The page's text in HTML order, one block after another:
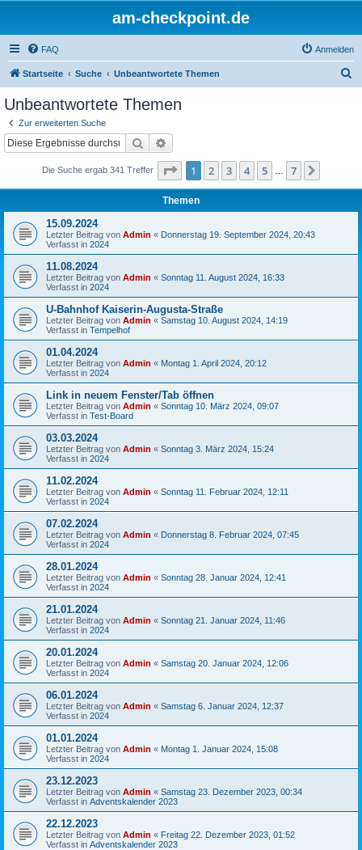
am-checkpoint.de
FAQ Anmelden
Startseite Suche Unbeantwortete Themen
Unbeantwortete Themen
Zur erweiterten Suche
Suche
Die Suche ergab 341 Treffer Seite 1von
1 2 3 4 5 7
Themen
15.09.2024
Letzter Beitrag von Admin « Donnerstag 19. September 2024, 20:43
Verfasst in 2024
11.08.2024
Letzter Beitrag von Admin « Sonntag 11. August 2024, 16:33
Verfasst in 2024
U-Bahnhof Kaiserin-Augusta-Straße
Letzter Beitrag von Admin « Samstag 10. August 2024, 14:19
Verfasst in Tempelhof
01.04.2024
Letzter Beitrag von Admin « Montag 1. April 2024, 20:12
Verfasst in 2024
Link in neuem Fenster/Tab öffnen
Letzter Beitrag von Admin « Sonntag 10. März 2024, 09:07
Verfasst in Test-Board
03.03.2024
Letzter Beitrag von Admin « Sonntag 3. März 2024, 15:24
Verfasst in 2024
11.02.2024
Letzter Beitrag von Admin « Sonntag 11. Februar 2024, 12:11
Verfasst in 2024
07.02.2024
Letzter Beitrag von Admin « Donnerstag 8. Februar 2024, 07:45
Verfasst in 2024
28.01.2024
Letzter Beitrag von Admin « Sonntag 28. Januar 2024, 12:41
Verfasst in 2024
21.01.2024
Letzter Beitrag von Admin « Sonntag 21. Januar 2024, 11:46
Verfasst in 2024
20.01.2024
Letzter Beitrag von Admin « Samstag 20. Januar 2024, 12:06
Verfasst in 2024
06.01.2024
Letzter Beitrag von Admin « Samstag 6. Januar 2024, 12:37
Verfasst in 2024
01.01.2024
Letzter Beitrag von Admin « Montag 1. Januar 2024, 15:08
Verfasst in 2024
23.12.2023
Letzter Beitrag von Admin « Samstag 23. Dezember 2023, 00:34
Verfasst in Adventskalender 2023
22.12.2023
Letzter Beitrag von Admin « Freitag 22. Dezember 2023, 01:52
Verfasst in Adventskalender 2023